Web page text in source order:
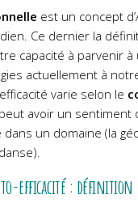
est un concept
Ce dernier la
capacité à parvenir
actuellement à
varie selon le
avoir un sentiment
un domaine (la
efficacité : définition